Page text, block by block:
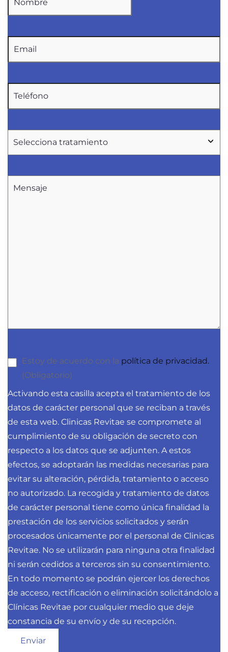
Estoy de acuerdo con la política de privacidad.
(Obligatorio)
Activando esta casilla acepta el tratamiento de los
datos de carácter personal que se reciban a través
de esta web. Clinicas Revitae se compromete al
cumplimiento de su obligación de secreto con
respecto a los datos que se adjunten. A estos
efectos, se adoptarán las medidas necesarias para
evitar su alteración, pérdida, tratamiento o acceso
no autorizado. La recogida y tratamiento de datos
de carácter personal tiene como única finalidad la
prestación de los servicios solicitados y serán
procesados únicamente por el personal de Clinicas
Revitae. No se utilizarán para ninguna otra finalidad
ni serán cedidos a terceros sin su consentimiento.
En todo momento se podrán ejercer los derechos
de acceso, rectificación o eliminación solicitándolo a
Clínicas Revitae por cualquier medio que deje
constancia de su envío y de su recepción.